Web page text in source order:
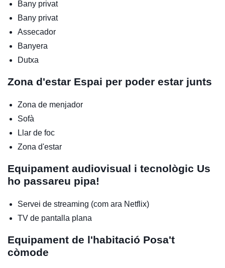
Bany privat
Bany privat
Assecador
Banyera
Dutxa
Zona d'estar Espai per poder estar junts
Zona de menjador
Sofà
Llar de foc
Zona d'estar
Equipament audiovisual i tecnològic Us
ho passareu pipa!
Servei de streaming (com ara Netflix)
TV de pantalla plana
Equipament de l'habitació Posa't
còmode